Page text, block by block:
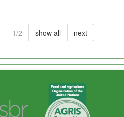
1/2 show all next